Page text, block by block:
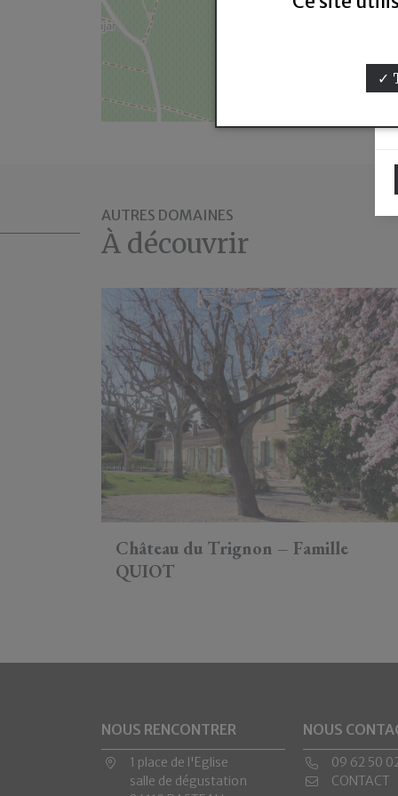
AUTRES DOMAINES
À découvrir
Château du Trignon – Famille
QUIOT
NOUS RENCONTRER
1 place de l'Eglise
salle de dégustation
NOUS
09 62 50
CONTACT